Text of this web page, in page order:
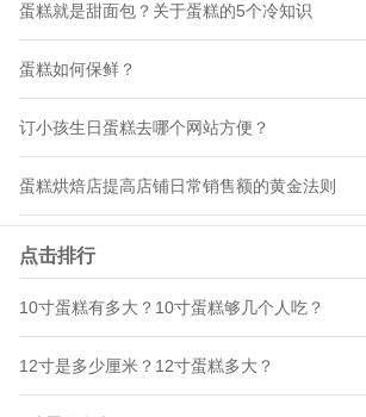
蛋糕就是甜面包？关于蛋糕的5个冷知识
蛋糕如何保鲜？
订小孩生日蛋糕去哪个网站方便？
蛋糕烘焙店提高店铺日常销售额的黄金法则
点击排行
10寸蛋糕有多大？10寸蛋糕够几个人吃？
12寸是多少厘米？12寸蛋糕多大？